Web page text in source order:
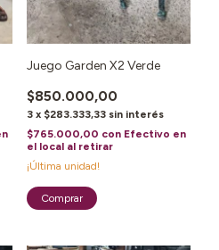
Juego Garden X2 Verde
$850.000,00
3 x $283.333,33 sin interés
$765.000,00 con Efectivo en
el local al retirar
¡Última unidad!